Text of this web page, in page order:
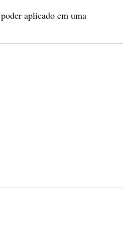
aplicado em uma